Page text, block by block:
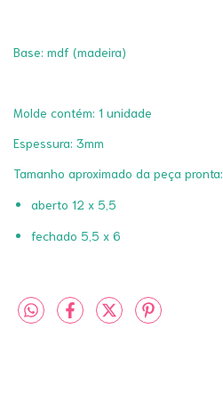
Base: mdf (madeira)
Molde contém: 1 unidade
Espessura: 3mm
Tamanho aproximado da peça pronta:
aberto 12 x 5,5
fechado 5,5 x 6